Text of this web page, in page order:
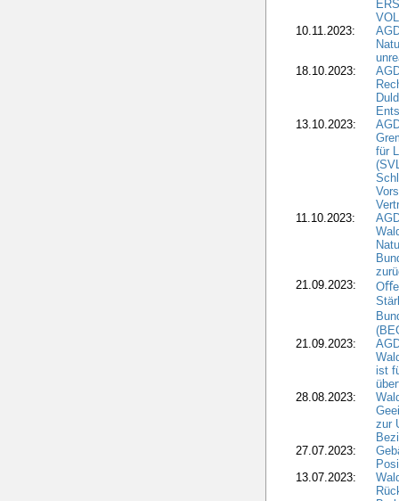
10.11.2023:
18.10.2023:
13.10.2023:
für
11.10.2023:
21.09.2023:
21.09.2023:
ist
28.08.2023:
zur
27.07.2023:
13.07.2023: